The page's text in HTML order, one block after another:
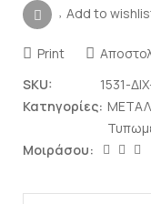
Add to
Print
SKU:
1531-
Κατηγορίες:
Μοιράσου: